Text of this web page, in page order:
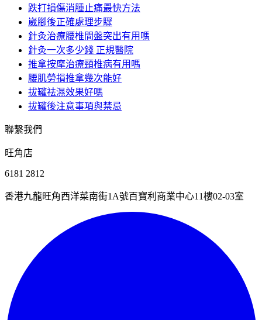
跌打損傷消腫止痛最快方法
崴腳後正確處理步驟
針灸治療腰椎間盤突出有用嗎
針灸一次多少錢 正規醫院
推拿按摩治療頸椎病有用嗎
腰肌勞損推拿幾次能好
拔罐祛濕效果好嗎
拔罐後注意事項與禁忌
聯繫我們
旺角店
6181 2812
香港九龍旺角西洋菜南街1A號百寶利商業中心11樓02-03室